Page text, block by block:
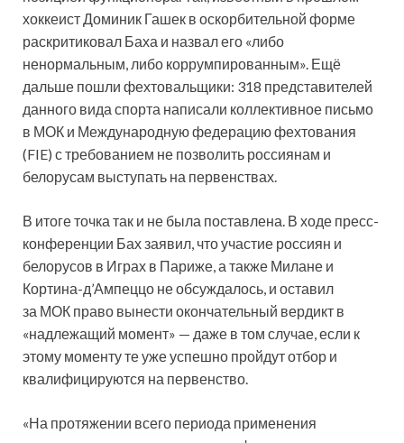
хоккеист Доминик Гашек в оскорбительной форме
раскритиковал Баха и назвал его «либо
ненормальным, либо коррумпированным». Ещё
дальше пошли фехтовальщики: 318 представителей
данного вида спорта написали коллективное письмо
в МОК и Международную федерацию фехтования
(FIE) с требованием не позволить россиянам и
белорусам выступать на первенствах.
В итоге точка так и не была поставлена. В ходе пресс-
конференции Бах заявил, что участие россиян и
белорусов в Играх в Париже, а также Милане и
Кортина-д’Ампеццо не обсуждалось, и оставил
за МОК право вынести окончательный вердикт в
«надлежащий момент» — даже в том случае, если к
этому моменту те уже успешно пройдут отбор и
квалифицируются на первенство.
«На протяжении всего периода применения